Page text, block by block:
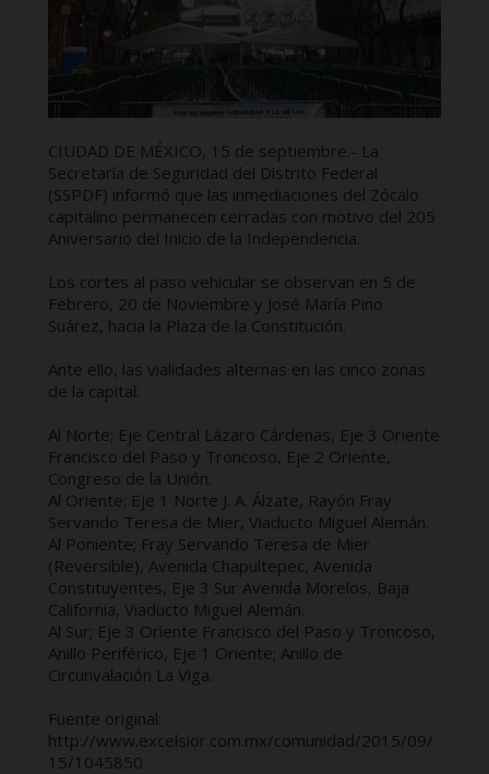
CIUDAD DE MÉXICO, 15 de septiembre.- La
Secretaría de Seguridad del Distrito Federal
(SSPDF) informó que las inmediaciones del Zócalo
capitalino permanecen cerradas con motivo del 205
Aniversario del Inicio de la Independencia.
Los cortes al paso vehicular se observan en 5 de
Febrero, 20 de Noviembre y José María Pino
Suárez, hacia la Plaza de la Constitución.
Ante ello, las vialidades alternas en las cinco zonas
de la capital:
Al Norte; Eje Central Lázaro Cárdenas, Eje 3 Oriente
Francisco del Paso y Troncoso, Eje 2 Oriente,
Congreso de la Unión.
Al Oriente; Eje 1 Norte J. A. Álzate, Rayón Fray
Servando Teresa de Mier, Viaducto Miguel Alemán.
Al Poniente; Fray Servando Teresa de Mier
(Reversible), Avenida Chapultepec, Avenida
Constituyentes, Eje 3 Sur Avenida Morelos, Baja
California, Viaducto Miguel Alemán.
Al Sur; Eje 3 Oriente Francisco del Paso y Troncoso,
Anillo Periférico, Eje 1 Oriente; Anillo de
Circunvalación La Viga.
Fuente original:
http://www.excelsior.com.mx/comunidad/2015/09/
15/1045850